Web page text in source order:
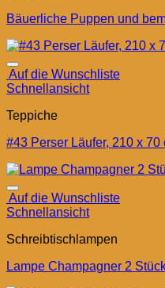
Bäuerliche Puppen und
Auf die Wunschliste
Schnellansicht
Teppiche
#43 Perser Läufer, 210 x 70
Auf die Wunschliste
Schnellansicht
Schreibtischlampen
Lampe Champagner 2